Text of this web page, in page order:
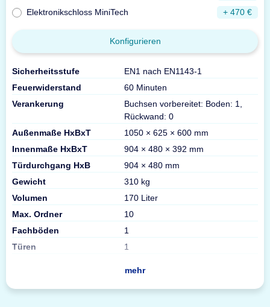
Elektronikschloss MiniTech
+ 470 €
Konfigurieren
Sicherheitsstufe
EN1 nach EN1143-1
Feuerwiderstand
60 Minuten
Verankerung
Buchsen vorbereitet: Boden: 1,
Rückwand: 0
Außenmaße HxBxT
1050 × 625 × 600 mm
Innenmaße HxBxT
904 × 480 × 392 mm
Türdurchgang HxB
904 × 480 mm
Gewicht
310 kg
Volumen
170 Liter
Max. Ordner
10
Fachböden
1
Türen
1
mehr